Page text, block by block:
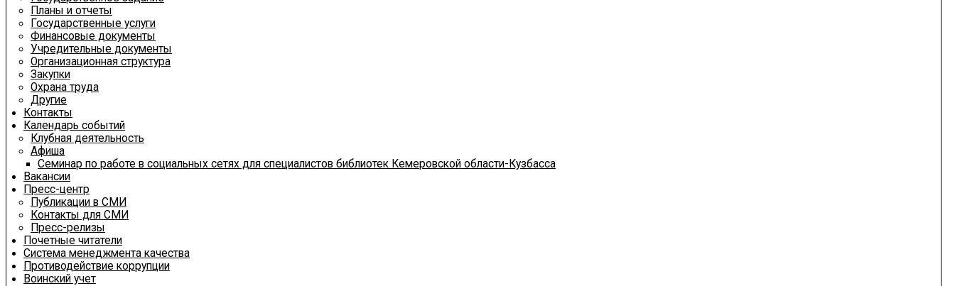
Планы и отчеты
Государственные услуги
Финансовые документы
Учредительные документы
Организационная структура
Закупки
Охрана труда
Другие
Контакты
Календарь событий
Клубная деятельность
Афиша
Семинар по работе в социальных сетях для специалистов библиотек Кемеровской области-Кузбасса
Вакансии
Пресс-центр
Публикации в СМИ
Контакты для СМИ
Пресс-релизы
Почетные читатели
Система менеджмента качества
Противодействие коррупции
Воинский учет